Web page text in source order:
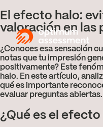
El efecto halo:
valoración en las
¿Conoces esa sensación
notas que tu impresión
positivamente? Este
halo. En este artículo,
qué es importante
evaluar preguntas abiertas.
¿Qué es el efecto